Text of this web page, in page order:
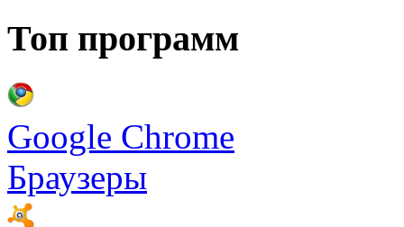
Топ программ
Google Chrome
Браузеры